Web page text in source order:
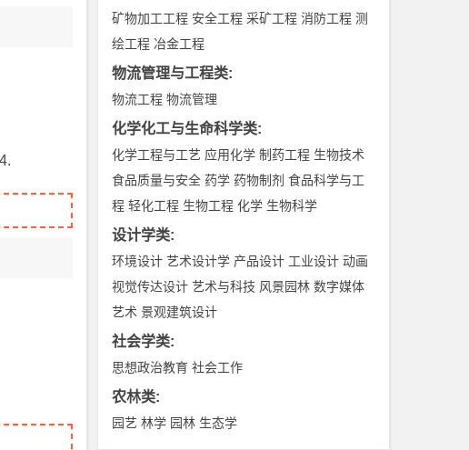
矿物加工工程 安全工程 采矿工程 消防工程 测
绘工程 冶金工程
物流管理与工程类:
物流工程 物流管理
化学化工与生命科学类:
化学工程与工艺 应用化学 制药工程 生物技术
食品质量与安全 药学 药物制剂 食品科学与工
程 轻化工程 生物工程 化学 生物科学
设计学类:
环境设计 艺术设计学 产品设计 工业设计 动画
视觉传达设计 艺术与科技 风景园林 数字媒体
艺术 景观建筑设计
社会学类:
思想政治教育 社会工作
农林类:
园艺 林学 园林 生态学